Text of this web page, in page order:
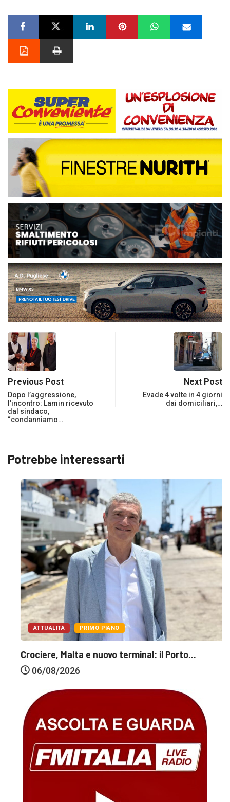
Previous Post
Dopo l’aggressione,
l’incontro: Lamin ricevuto
dal sindaco,
“condanniamo…
Next Post
Evade 4 volte in 4 giorni
dai domiciliari,…
Potrebbe interessarti
ATTUALITÀ PRIMO PIANO
Crociere, Malta e nuovo terminal: il Porto...
06/08/2026